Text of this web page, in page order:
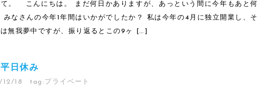
。 こんにちは。 まだ何日かありますが、あっという間に今年もあと何
みなさんの今年1年間はいかがでしたか？ 私は今年の4月に独立開業し、そ
無我夢中ですが、振り返るとこの9ヶ […]
日休み
12/18 tag: プライベート